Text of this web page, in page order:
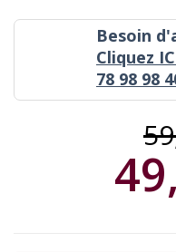
Besoin
Cliquez
78 98 98